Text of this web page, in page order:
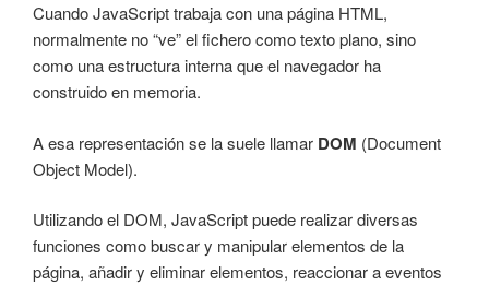
Cuando JavaScript trabaja con una página HTML,
normalmente no “ve” el fichero como texto plano, sino
como una estructura interna que el navegador ha
construido en memoria.
A esa representación se la suele llamar DOM (Document
Object Model).
Utilizando el DOM, JavaScript puede realizar diversas
funciones como buscar y manipular elementos de la
página, añadir y eliminar elementos, reaccionar a eventos